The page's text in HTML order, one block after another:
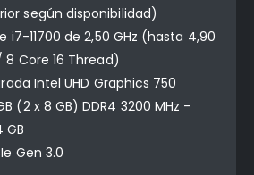
según disponibilidad)
i7-11700 de 2,50 GHz (hasta 4,90
Core 16 Thread)
Intel UHD Graphics 750
(2 x 8 GB) DDR4 3200 MHz –
Gen 3.0